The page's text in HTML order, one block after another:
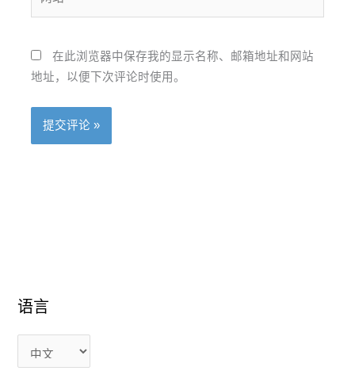
在此浏览器中保存我的显示名称、邮箱地址和网站
地址，以便下次评论时使用。
语言
语
语